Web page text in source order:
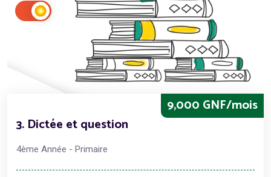
9,000 GNF/mois
3. Dictée et question
4ème Année - Primaire